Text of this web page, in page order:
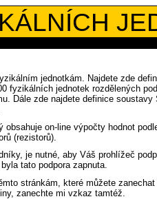
jednotkám. Najdete zde
fyzikálních jednotek rozdělených
Dále zde najdete definice soustavy
obsahuje on-line výpočty hodnot
(rezistorů).
je nutné, aby Váš prohlížeč
tato podpora zapnuta.
stránkám, které můžete
zanechte mi vzkaz tamtéž.